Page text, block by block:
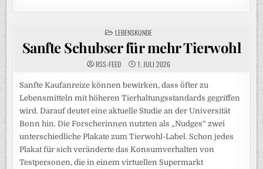
POSTED
IN
LEBENSKUNDE
Sanfte Schubser für mehr Tierwohl
RSS-FEED 1. JULI 2026
Sanfte Kaufanreize können bewirken, dass öfter zu
Lebensmitteln mit höheren Tierhaltungsstandards gegriffen
wird. Darauf deutet eine aktuelle Studie an der Universität
Bonn hin. Die Forscherinnen nutzten als „Nudges“ zwei
unterschiedliche Plakate zum Tierwohl-Label. Schon jedes
Plakat für sich veränderte das Konsumverhalten von
Testpersonen, die in einem virtuellen Supermarkt